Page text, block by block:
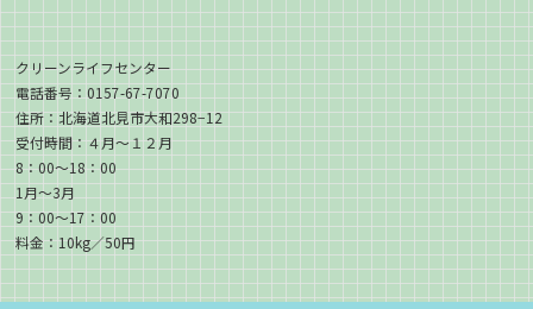
クリーンライフセンター
電話番号：0157-67-7070
住所：北海道北見市大和298−12
受付時間：４月〜１２月
8：00〜18：00
1月〜3月
9：00〜17：00
料金：10kg／50円